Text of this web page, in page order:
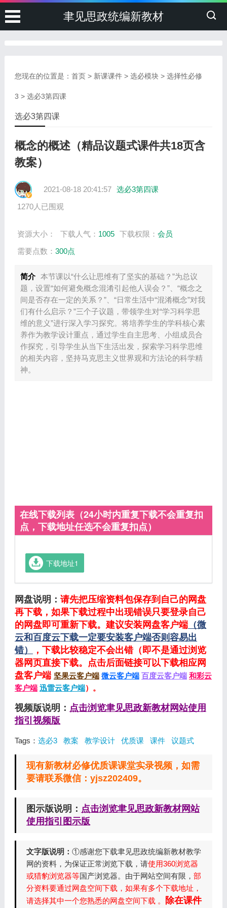
聿见思政统编新教材
您现在的位置是： 首页> 新课课件> 选必模块> 选择性必修
3 > 选必3第四课
选必3第四课
概念的概述（精品议题式课件共18页含
教案）
2021-08-18 20:41:57 选必3第四课
1270人已围观
资源大小： 下载人气： 1005 下载权限： 会员
需要点数： 300点
简介 本节课以“什么让思维有了坚实的基础？”为总议
题，设置“如何避免概念混淆引起他人误会？”、“概念之
间是否存在一定的关系？”、“日常生活中“混淆概念”对我
们有什么启示？”三个子议题，带领学生对“学习科学思
维的意义”进行深入学习探究。将培养学生的学科核心素
养作为教学设计重点，通过学生自主思考、小组成员合
作探究，引导学生从当下生活出发，探索学习科学思维
的相关内容，坚持马克思主义世界观和方法论的科学精
神。
在线下载列表（24小时内重复下载不会重复扣
点，下载地址任选不会重复扣点）
下载地址1
网盘说明： 请先把压缩资料包保存到自己的网盘
再下载，如果下载过程中出现错误只要登录自己
的网盘即可重新下载。建议安装网盘客户端（微
云和百度云下载一定要安装客户端否则容易出
错）
，下载比较稳定不会出错（即不是通过浏览
器网页直接下载。点击后面链接可以下载相应网
盘客户端 坚果云客户端 微云客户端 百度云客户端 和彩云
客户端 迅雷云客户端）。
视频版说明： 点击浏览聿见思政新教材网站使用
指引视频版
Tags： 选必3 教案 教学设计 优质课 课件 议题式
现有新教材必修优质课课堂实录视频，如需
要请联系微信：yjsz202409。
图示版说明： 点击浏览聿见思政新教材网站
使用指引图示版
文字版说明： ①感谢您下载聿见思政统编新教材教学
网的资料，为保证正常浏览下载，请使用360浏览器
或猎豹浏览器等国产浏览器。由于网站空间有限， 部
分资料要通过网盘空间下载，如果有多个下载地址，
请选择其中一个您熟悉的网盘空间下载 。
除在课件